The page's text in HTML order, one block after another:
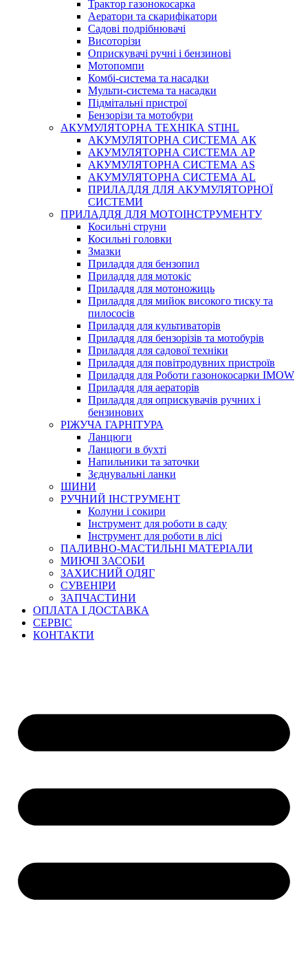
Трактор газонокосарка
Аератори та скарифікатори
Садові подрібнювачі
Висоторізи
Оприскувачі ручні і бензинові
Мотопомпи
Комбі-система та насадки
Мульти-система та насадки
Підмітальні пристрої
Бензорізи та мотобури
АКУМУЛЯТОРНА ТЕХНІКА STIHL
АКУМУЛЯТОРНА СИСТЕМА АК
АКУМУЛЯТОРНА СИСТЕМА АР
АКУМУЛЯТОРНА СИСТЕМА AS
АКУМУЛЯТОРНА СИСТЕМА AL
ПРИЛАДДЯ ДЛЯ АКУМУЛЯТОРНОЇ
СИСТЕМИ
ПРИЛАДДЯ ДЛЯ МОТОІНСТРУМЕНТУ
Косильні струни
Косильні головки
Змазки
Приладдя для бензопил
Приладдя для мотокіс
Приладдя для мотоножиць
Приладдя для мийок високого тиску та
пилососів
Приладдя для культиваторів
Приладдя для бензорізів та мотобурів
Приладдя для садової техніки
Приладдя для повітродувних пристроїв
Приладдя для Роботи газонокосарки IMOW
Приладдя для аераторів
Приладдя для оприскувачів ручних і
бензинових
РІЖУЧА ГАРНІТУРА
Ланцюги
Ланцюги в бухті
Напильники та заточки
Зєднувальні ланки
ШИНИ
РУЧНИЙ ІНСТРУМЕНТ
Колуни і сокири
Інструмент для роботи в саду
Інструмент для роботи в лісі
ПАЛИВНО-МАСТИЛЬНІ МАТЕРІАЛИ
МИЮЧІ ЗАСОБИ
ЗАХИСНИЙ ОДЯГ
СУВЕНІРИ
ЗАПЧАСТИНИ
ОПЛАТА І ДОСТАВКА
СЕРВІС
КОНТАКТИ